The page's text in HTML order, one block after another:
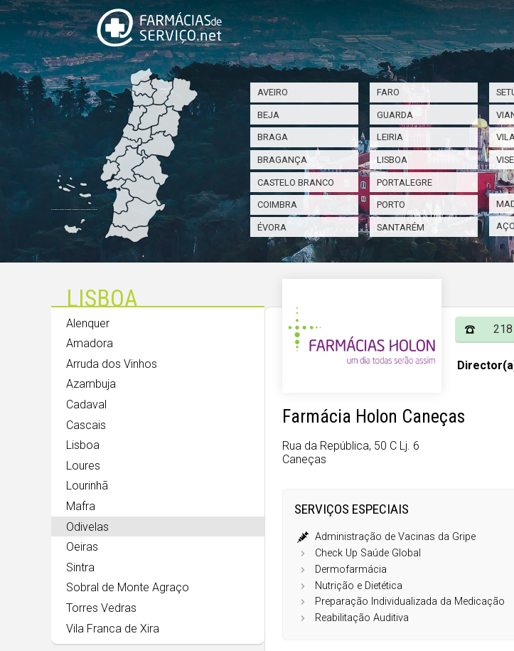
AVEIRO
BEJA
BRAGA
BRAGANÇA
CASTELO BRANCO
COIMBRA
ÉVORA
FARO
GUARDA
LEIRIA
LISBOA
PORTALEGRE
PORTO
SANTARÉM
LISBOA
Alenquer
Amadora
Arruda dos Vinhos
Azambuja
Cadaval
Cascais
Lisboa
Loures
Lourinhã
Mafra
Odivelas
Oeiras
Sintra
Sobral de Monte Agraço
Torres Vedras
Vila Franca de Xira
Farmácia Holon Caneças
Rua da República, 50 C Lj. 6
Caneças
SERVIÇOS ESPECIAIS
Administração de Vacinas da Gripe
Check Up Saúde Global
Dermofarmácia
Nutrição e Dietética
Preparação Individualizada da Medicação
Reabilitação Auditiva